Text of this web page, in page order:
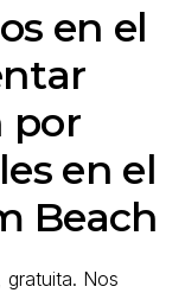
en el
por
en el
Beach
gratuita. Nos